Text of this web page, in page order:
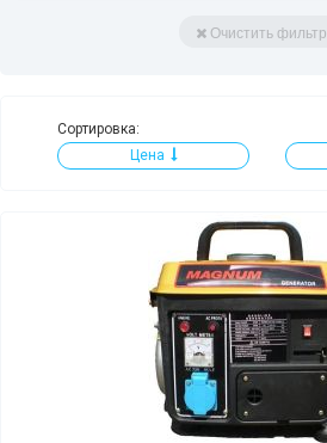
Очистить фильтр
Сортировка:
Цена